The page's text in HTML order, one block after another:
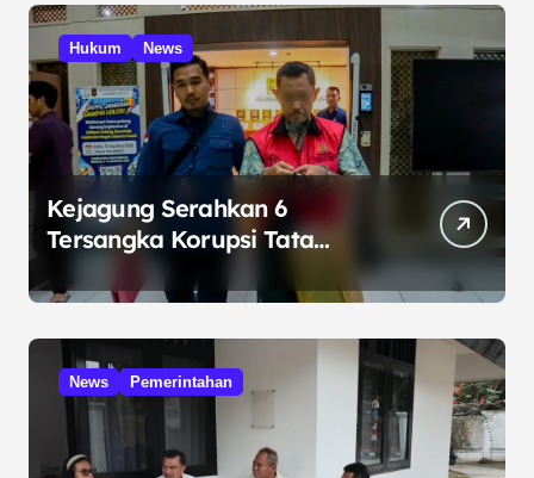
Hukum News
Kejagung Serahkan 6
Tersangka Korupsi Tata
Kelola Minyak ke Penuntut
Umum
News Pemerintahan